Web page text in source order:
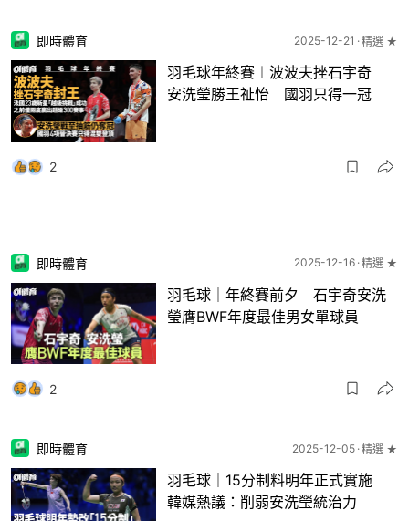
即時體育 2025-12-21 精選 ★
羽毛球年終賽︱波波夫挫石宇奇
安洗瑩勝王祉怡 國羽只得一冠
2
即時體育 2025-12-16 精選 ★
羽毛球｜年終賽前夕 石宇奇安洗
瑩膺BWF年度最佳男女單球員
2
即時體育 2025-12-05 精選 ★
羽毛球｜15分制料明年正式實施
韓媒熱議：削弱安洗瑩統治力